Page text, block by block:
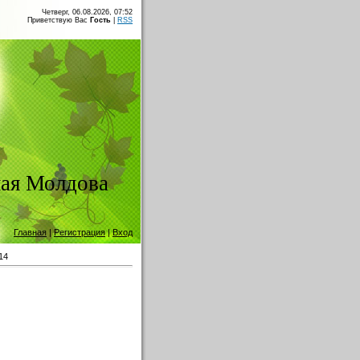
Четверг, 06.08.2026, 07:52
Приветствую Вас Гость RSS
Молдова
Главная |Регистрация|Вход